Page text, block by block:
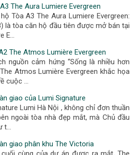
The Aura Lumiere Evergreen
Tòa A3 The Aura Lumiere Evergreen:
là tòa căn hộ đầu tiên được mở bán tại
E…
The Atmos Lumière Evergreen
nguồn cảm hứng “Sống là nhiều hơn
Atmos Lumière Evergreen khắc họa
cuộc …
giao của Lumi Signature
Lumi Hà Nội , không chỉ đơn thuần
ngoài tòa nhà đẹp mắt, mà Chủ đầu
t…
giao phân khu The Victoria